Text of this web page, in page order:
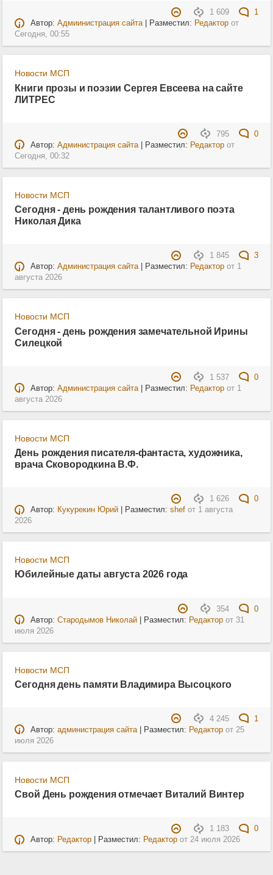
1 609
1
Автор: Адмиинистрация сайта| Разместил: Редакторот
Сегодня, 00:55
Новости МСП
Книги прозы и поэзии Сергея Евсеева на сайте
ЛИТРЕС
795
0
Автор: Администрация сайта| Разместил: Редакторот
Сегодня, 00:32
Новости МСП
Сегодня - день рождения талантливого поэта
Николая Дика
1 845
3
Автор: Администрация сайта| Разместил: Редакторот 1
августа 2026
Новости МСП
Сегодня - день рождения замечательной Ирины
Силецкой
1 537
0
Автор: Администрация сайта| Разместил: Редакторот 1
августа 2026
Новости МСП
День рождения писателя-фантаста, художника,
врача Сковородкина В.Ф.
1 626
0
Автор: Кукурекин Юрий| Разместил: shefот 1 августа
2026
Новости МСП
Юбилейные даты августа 2026 года
354
0
Автор: Стародымов Николай| Разместил: Редакторот 31
июля 2026
Новости МСП
Сегодня день памяти Владимира Высоцкого
4 245
1
Автор: администрация сайта| Разместил: Редакторот 25
июля 2026
Новости МСП
Свой День рождения отмечает Виталий Винтер
1 183
0
Автор: Редактор| Разместил: Редакторот 24 июля 2026